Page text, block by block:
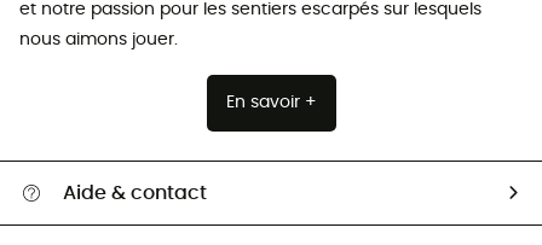
et notre passion pour les sentiers escarpés sur lesquels
nous aimons jouer.
En savoir +
Aide & contact